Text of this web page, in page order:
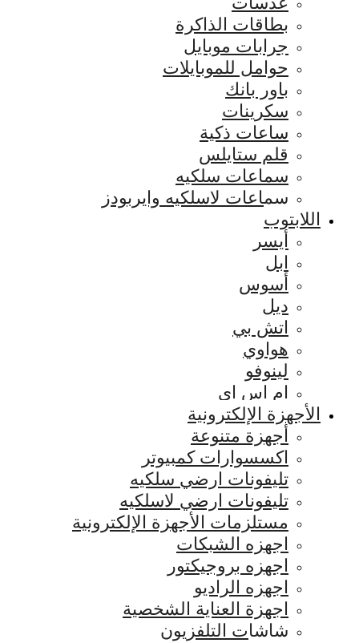
بطاقات الذاكرة
جرابات موبايل
حوامل للموبايلات
باور بانك
سكرينات
ساعات ذكية
قلم ستايلس
سماعات سلكيه
سماعات لاسلكيه وايربودز
اللابتوب
أيسر
ابل
أسوس
ديل
اتش بي
هواوي
لينوفو
ام اس اي
الأجهزة الإلكترونية
أجهزة متنوعة
اكسسوارات كمبيوتر
تليفونات ارضي سلكيه
تليفونات ارضي لاسلكيه
مستلزمات الأجهزة الإلكترونية
اجهزه الشبكات
اجهزه بروجيكتور
اجهزه الراديو
اجهزة العناية الشخصية
شاشات التلفزيون